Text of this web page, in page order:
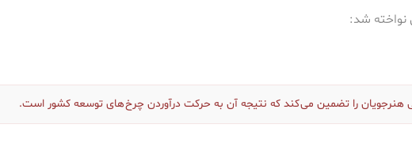
نواخته شد:
را تضمین می‌ کند که نتیجه آن به حرکت درآوردن چرخ های توسعه کشور است.